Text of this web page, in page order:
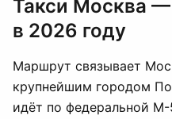
Такси Москва
в 2026 году
Маршрут связывает
крупнейшим городом
идёт по федеральной М-